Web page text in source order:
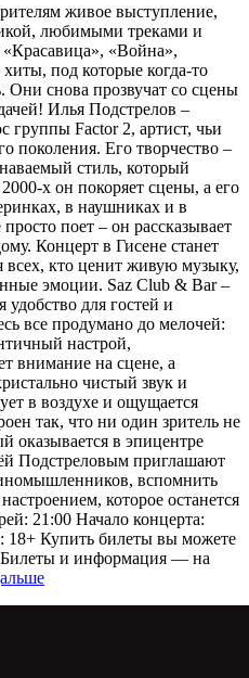
живое выступление,
любимыми треками и
«Война»,
под которые когда-то
Они снова прозвучат со сцены
Илья Подстрелов –
группы Factor 2, артист, чьи
поколения. Его творчество –
стиль, который
х он покоряет сцены, а его
в наушниках и в
поет – он рассказывает
Концерт в Гисене станет
кто ценит живую музыку,
эмоции. Saz Club & Bar –
удобство для гостей и
все продумано до мелочей:
настрой,
внимание на сцене, а
чистый звук и
в воздухе и ощущается
так, что ни один зритель не
оказывается в эпицентре
Подстреловым приглашают
вспомнить
которое останется
21:00 Начало концерта:
18+ Купить билеты вы можете
Билеты и информация — на